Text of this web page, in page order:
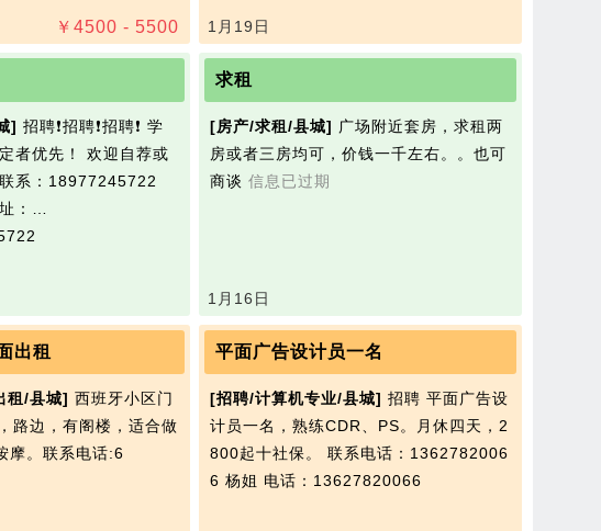
￥ 4500 - 5500 1月19日
] 招聘❗️招聘❗️招聘❗️ 学
者优先！ 欢迎自荐或
系：18977245722
：…
求租
[房产/求租/县城] 广场附近套房，求租两
房或者三房均可，价钱一千左右。。也可
商谈 信息已过期
1月16日
出租
租/县城] 西班牙小区门
路边，有阁楼，适合做
摩。联系电话:6
平面广告设计员一名
[招聘/计算机专业/县城] 招聘 平面广告设
计员一名，熟练CDR、PS。月休四天，2
800起十社保。 联系电话：1362782006
6 杨姐 电话：13627820066